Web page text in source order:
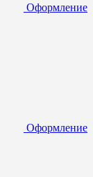
Оформление
Оформление